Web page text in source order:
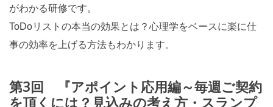
がわかる研修です。
ToDoリストの本当の効果とは？心理学をベースに楽に仕
事の効率を上げる方法もわかります。
第3回 『アポイント応用編～毎週ご契約
を頂くには？見込みの考え方・スランプ